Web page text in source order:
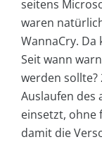
seitens
waren
WannaCry. Da
Seit wann
werden sollte?
Auslaufen des
einsetzt, ohne
damit die